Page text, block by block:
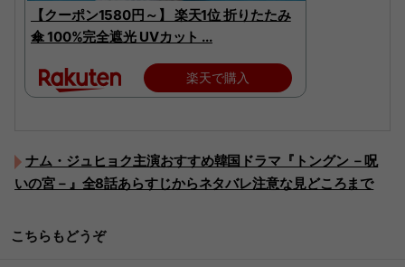
【クーポン1580円～】 楽天1位 折りたたみ
傘 100%完全遮光 UVカット ...
楽天で購入
ナム・ジュヒョク主演おすすめ韓国ドラマ『トングン －呪
いの宮－』全8話あらすじからネタバレ注意な見どころまで
こちらもどうぞ